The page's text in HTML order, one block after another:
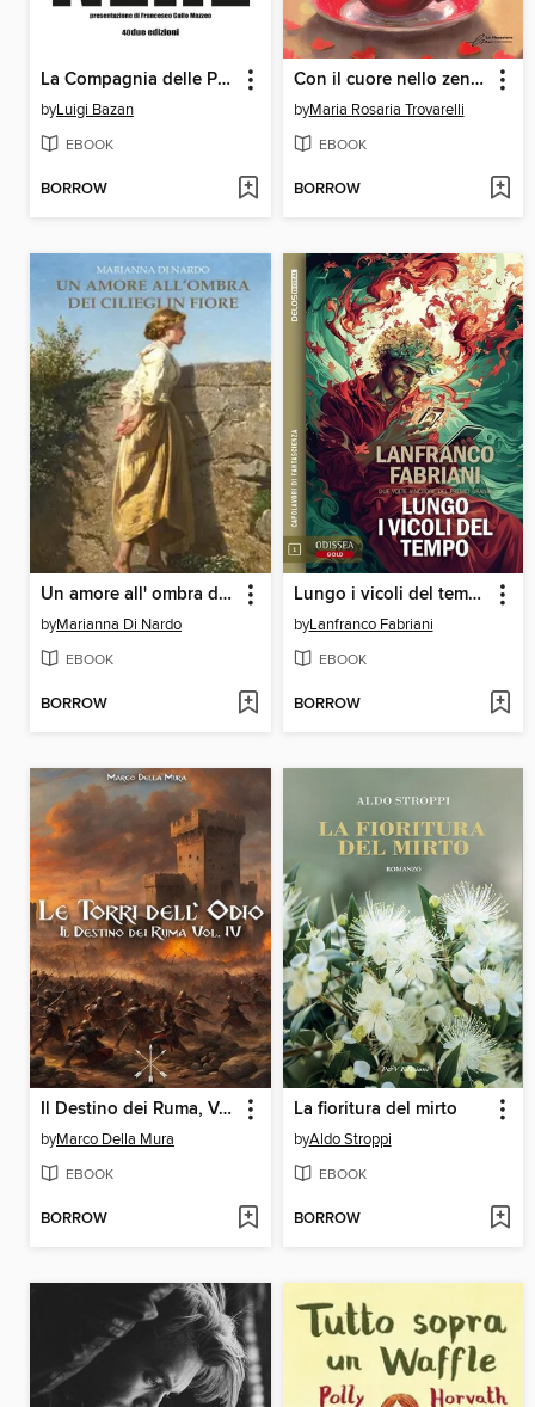
La Compagnia delle Pecore Nere
byLuigi Bazan
EBOOK
BORROW
Con il cuore nello zenzero
byMaria Rosaria Trovarelli
EBOOK
BORROW
Un amore all' ombra dei Ciliegi in Fiore
byMarianna Di Nardo
EBOOK
BORROW
Lungo i vicoli del tempo
byLanfranco Fabriani
EBOOK
BORROW
Il Destino dei Ruma, Volume IV
byMarco Della Mura
EBOOK
BORROW
La fioritura del mirto
byAldo Stroppi
EBOOK
BORROW